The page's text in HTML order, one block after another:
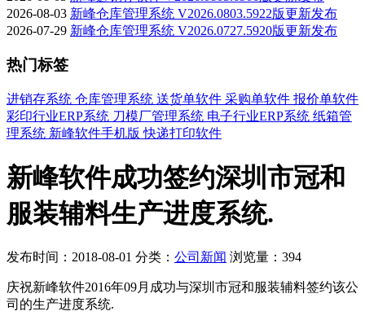
2026-08-03 新峰仓库管理系统 V2026.0803.5922版更新发布
2026-07-29 新峰仓库管理系统 V2026.0727.5920版更新发布
热门标签
进销存系统 仓库管理系统 送货单软件 采购单软件 报价单软件
彩印行业ERP系统 刀模厂管理系统 电子行业ERP系统 纸箱管
理系统 新峰软件手机版快递打印软件
新峰软件成功签约深圳市冠和
服装辅料生产进度系统.
发布时间：2018-08-01 分类： 公司新闻 浏览量：394
庆祝新峰软件2016年09月成功与深圳市冠和服装辅料签约该公
司的生产进度系统.